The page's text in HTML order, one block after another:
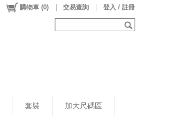
套裝 加大尺碼區
購物車 (0) 交易查詢 登入 / 註冊